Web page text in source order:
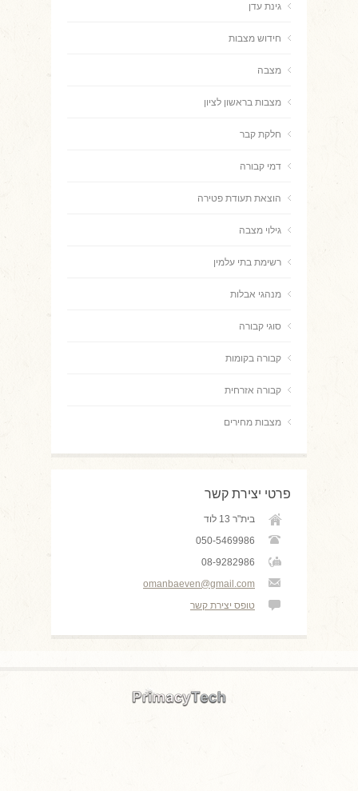
גינת עדן
חידוש מצבות
מצבה
מצבות בראשון לציון
חלקת קבר
דמי קבורה
הוצאת תעודת פטירה
גילוי מצבה
רשימת בתי עלמין
מנהגי אבלות
סוגי קבורה
קבורה בקומות
קבורה אזרחית
מצבות מחירים
פרטי יצירת קשר
בית"ר 13 לוד
050-5469986
08-9282986
omanbaeven@gmail.com
טופס יצירת קשר